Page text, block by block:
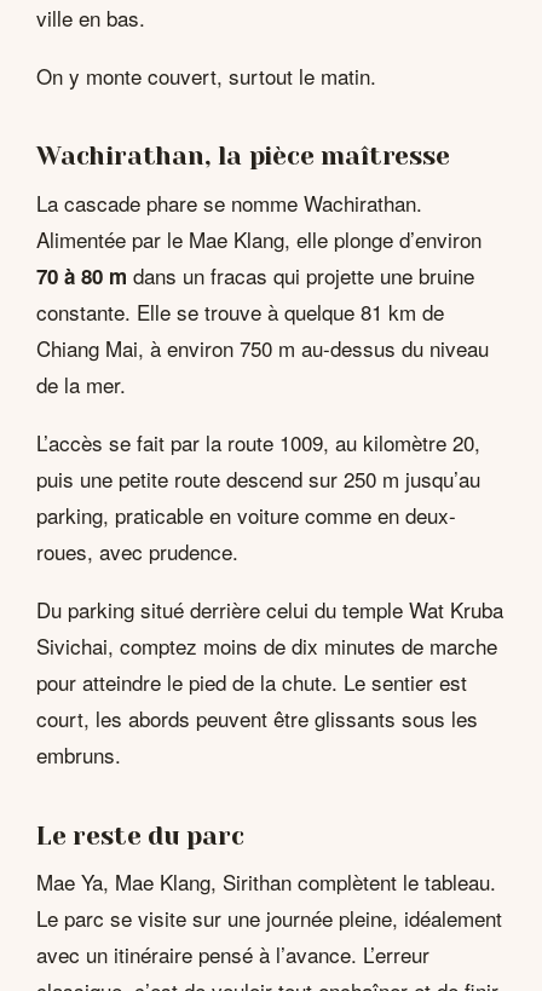
ville en bas.
On y monte couvert, surtout le matin.
Wachirathan, la pièce maîtresse
La cascade phare se nomme Wachirathan.
Alimentée par le Mae Klang, elle plonge d’environ
70 à 80 m dans un fracas qui projette une bruine
constante. Elle se trouve à quelque 81 km de
Chiang Mai, à environ 750 m au-dessus du niveau
de la mer.
L’accès se fait par la route 1009, au kilomètre 20,
puis une petite route descend sur 250 m jusqu’au
parking, praticable en voiture comme en deux-
roues, avec prudence.
Du parking situé derrière celui du temple Wat Kruba
Sivichai, comptez moins de dix minutes de marche
pour atteindre le pied de la chute. Le sentier est
court, les abords peuvent être glissants sous les
embruns.
Le reste du parc
Mae Ya, Mae Klang, Sirithan complètent le tableau.
Le parc se visite sur une journée pleine, idéalement
avec un itinéraire pensé à l’avance. L’erreur